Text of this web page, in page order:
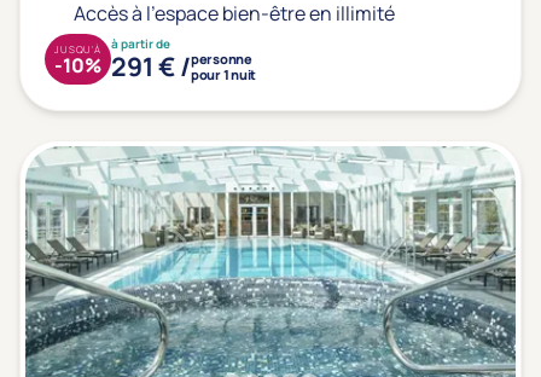
Accès à l'espace bien-être en illimité
à partir de
291 € /personne
pour 1 nuit
JUSQU'À
-10%